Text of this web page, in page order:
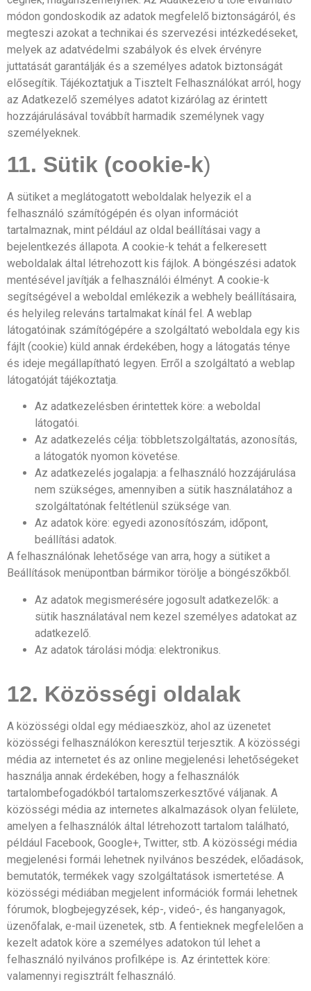
módon gondoskodik az adatok megfelelő biztonságáról, és
megteszi azokat a technikai és szervezési intézkedéseket,
melyek az adatvédelmi szabályok és elvek érvényre
juttatását garantálják és a személyes adatok biztonságát
elősegítik. Tájékoztatjuk a Tisztelt Felhasználókat arról, hogy
az Adatkezelő személyes adatot kizárólag az érintett
hozzájárulásával továbbít harmadik személynek vagy
személyeknek.
11. Sütik (cookie-k)
A sütiket a meglátogatott weboldalak helyezik el a
felhasználó számítógépén és olyan információt
tartalmaznak, mint például az oldal beállításai vagy a
bejelentkezés állapota. A cookie-k tehát a felkeresett
weboldalak által létrehozott kis fájlok. A böngészési adatok
mentésével javítják a felhasználói élményt. A cookie-k
segítségével a weboldal emlékezik a webhely beállításaira,
és helyileg releváns tartalmakat kínál fel. A weblap
látogatóinak számítógépére a szolgáltató weboldala egy kis
fájlt (cookie) küld annak érdekében, hogy a látogatás ténye
és ideje megállapítható legyen. Erről a szolgáltató a weblap
látogatóját tájékoztatja.
Az adatkezelésben érintettek köre: a weboldal
látogatói.
Az adatkezelés célja: többletszolgáltatás, azonosítás,
a látogatók nyomon követése.
Az adatkezelés jogalapja: a felhasználó hozzájárulása
nem szükséges, amennyiben a sütik használatához a
szolgáltatónak feltétlenül szüksége van.
Az adatok köre: egyedi azonosítószám, időpont,
beállítási adatok.
A felhasználónak lehetősége van arra, hogy a sütiket a
Beállítások menüpontban bármikor törölje a böngészőkből.
Az adatok megismerésére jogosult adatkezelők: a
sütik használatával nem kezel személyes adatokat az
adatkezelő.
Az adatok tárolási módja: elektronikus.
12. Közösségi oldalak
A közösségi oldal egy médiaeszköz, ahol az üzenetet
közösségi felhasználókon keresztül terjesztik. A közösségi
média az internetet és az online megjelenési lehetőségeket
használja annak érdekében, hogy a felhasználók
tartalombefogadókból tartalomszerkesztővé váljanak. A
közösségi média az internetes alkalmazások olyan felülete,
amelyen a felhasználók által létrehozott tartalom található,
például Facebook, Google+, Twitter, stb. A közösségi média
megjelenési formái lehetnek nyilvános beszédek, előadások,
bemutatók, termékek vagy szolgáltatások ismertetése. A
közösségi médiában megjelent információk formái lehetnek
fórumok, blogbejegyzések, kép-, videó-, és hanganyagok,
üzenőfalak, e-mail üzenetek, stb. A fentieknek megfelelően a
kezelt adatok köre a személyes adatokon túl lehet a
felhasználó nyilvános profilképe is. Az érintettek köre:
valamennyi regisztrált felhasználó.